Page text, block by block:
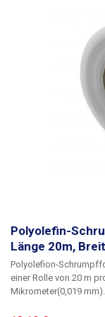
in einem Verhältnis
Dicke: 19 Mikrometer
Schrumpfungsrate:
Innendurchmesser der
Polyolefin-
Länge 20m,
Polyolefion-
einer Rolle von 20 m
Mikrometer(0,019